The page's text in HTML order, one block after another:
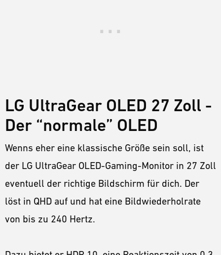
LG UltraGear OLED 27 Zoll -
Der “normale” OLED
Wenns eher eine klassische Größe sein soll, ist
der LG UltraGear OLED-Gaming-Monitor in 27 Zoll
eventuell der richtige Bildschirm für dich. Der
löst in QHD auf und hat eine Bildwiederholrate
von bis zu 240 Hertz.